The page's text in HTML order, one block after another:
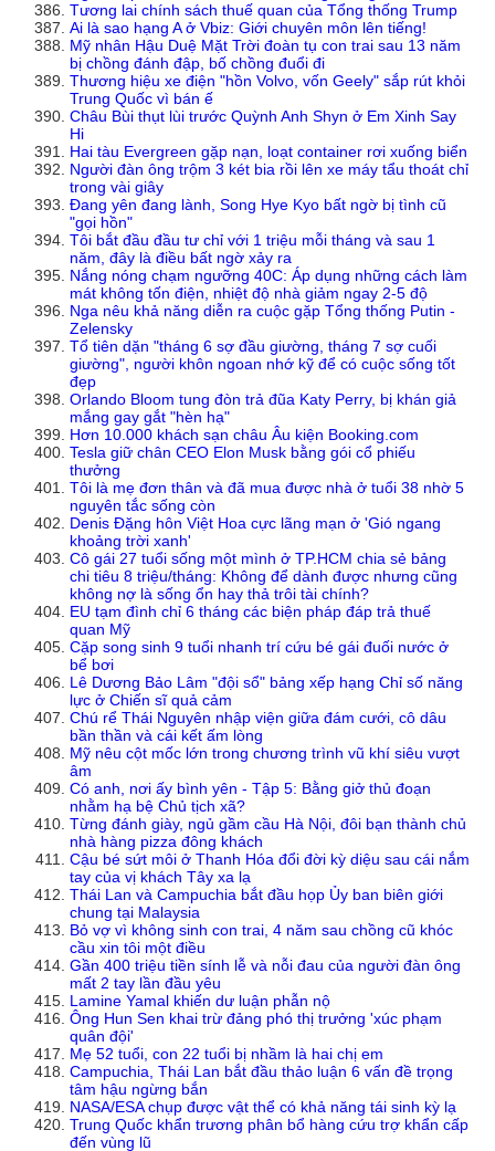
Tương lai chính sách thuế quan của Tổng thống Trump
Ai là sao hạng A ở Vbiz: Giới chuyên môn lên tiếng!
Mỹ nhân Hậu Duệ Mặt Trời đoàn tụ con trai sau 13 năm
bị chồng đánh đập, bố chồng đuổi đi
Thương hiệu xe điện "hồn Volvo, vốn Geely" sắp rút khỏi
Trung Quốc vì bán ế
Châu Bùi thụt lùi trước Quỳnh Anh Shyn ở Em Xinh Say
Hi
Hai tàu Evergreen gặp nạn, loạt container rơi xuống biển
Người đàn ông trộm 3 két bia rồi lên xe máy tẩu thoát chỉ
trong vài giây
Đang yên đang lành, Song Hye Kyo bất ngờ bị tình cũ
"gọi hồn"
Tôi bắt đầu đầu tư chỉ với 1 triệu mỗi tháng và sau 1
năm, đây là điều bất ngờ xảy ra
Nắng nóng chạm ngưỡng 40C: Áp dụng những cách làm
mát không tốn điện, nhiệt độ nhà giảm ngay 2-5 độ
Nga nêu khả năng diễn ra cuộc gặp Tổng thống Putin -
Zelensky
Tổ tiên dặn "tháng 6 sợ đầu giường, tháng 7 sợ cuối
giường", người khôn ngoan nhớ kỹ để có cuộc sống tốt
đẹp
Orlando Bloom tung đòn trả đũa Katy Perry, bị khán giả
mắng gay gắt "hèn hạ"
Hơn 10.000 khách sạn châu Âu kiện Booking.com
Tesla giữ chân CEO Elon Musk bằng gói cổ phiếu
thưởng
Tôi là mẹ đơn thân và đã mua được nhà ở tuổi 38 nhờ 5
nguyên tắc sống còn
Denis Đặng hôn Việt Hoa cực lãng mạn ở 'Gió ngang
khoảng trời xanh'
Cô gái 27 tuổi sống một mình ở TP.HCM chia sẻ bảng
chi tiêu 8 triệu/tháng: Không để dành được nhưng cũng
không nợ là sống ổn hay thả trôi tài chính?
EU tạm đình chỉ 6 tháng các biện pháp đáp trả thuế
quan Mỹ
Cặp song sinh 9 tuổi nhanh trí cứu bé gái đuối nước ở
bể bơi
Lê Dương Bảo Lâm "đội sổ" bảng xếp hạng Chỉ số năng
lực ở Chiến sĩ quả cảm
Chú rể Thái Nguyên nhập viện giữa đám cưới, cô dâu
bần thần và cái kết ấm lòng
Mỹ nêu cột mốc lớn trong chương trình vũ khí siêu vượt
âm
Có anh, nơi ấy bình yên - Tập 5: Bằng giở thủ đoạn
nhằm hạ bệ Chủ tịch xã?
Từng đánh giày, ngủ gầm cầu Hà Nội, đôi bạn thành chủ
nhà hàng pizza đông khách
Cậu bé sứt môi ở Thanh Hóa đổi đời kỳ diệu sau cái nắm
tay của vị khách Tây xa lạ
Thái Lan và Campuchia bắt đầu họp Ủy ban biên giới
chung tại Malaysia
Bỏ vợ vì không sinh con trai, 4 năm sau chồng cũ khóc
cầu xin tôi một điều
Gần 400 triệu tiền sính lễ và nỗi đau của người đàn ông
mất 2 tay lần đầu yêu
Lamine Yamal khiến dư luận phẫn nộ
Ông Hun Sen khai trừ đảng phó thị trưởng 'xúc phạm
quân đội'
Mẹ 52 tuổi, con 22 tuổi bị nhầm là hai chị em
Campuchia, Thái Lan bắt đầu thảo luận 6 vấn đề trọng
tâm hậu ngừng bắn
NASA/ESA chụp được vật thể có khả năng tái sinh kỳ lạ
Trung Quốc khẩn trương phân bổ hàng cứu trợ khẩn cấp
đến vùng lũ